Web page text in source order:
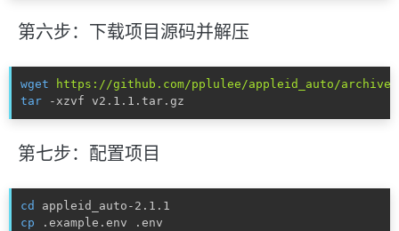
第六步：下载项目源码并解压
wget
https://github.com/pplulee/appleid_auto/
tar -xzvf v2.1.1.tar.gz
第七步：配置项目
cd
cp